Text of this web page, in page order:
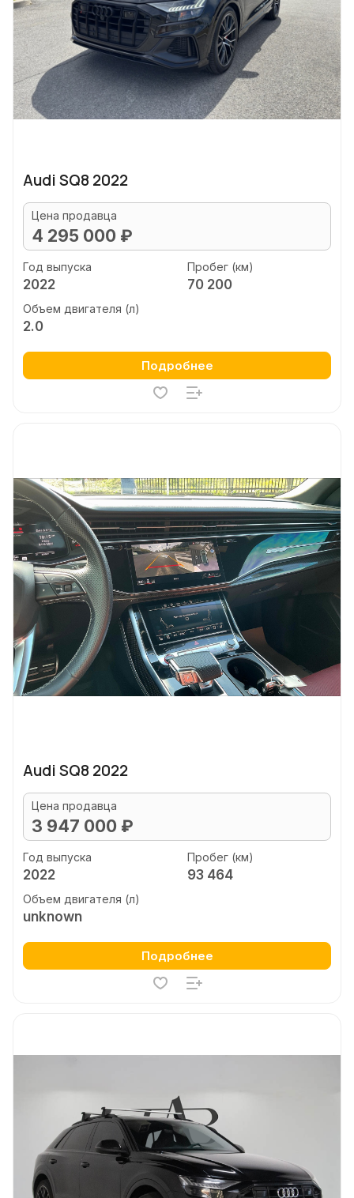
Audi SQ8 2022
Цена продавца
4 295 000 ₽
Год выпуска
2022
Пробег (км)
70 200
Объем двигателя (л)
2.0
Подробнее
Audi SQ8 2022
Цена продавца
3 947 000 ₽
Год выпуска
2022
Пробег (км)
93 464
Объем двигателя (л)
unknown
Подробнее